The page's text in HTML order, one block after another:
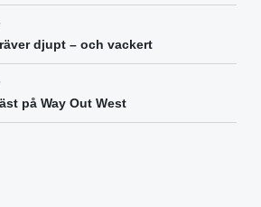
djupt – och vackert
på Way Out West